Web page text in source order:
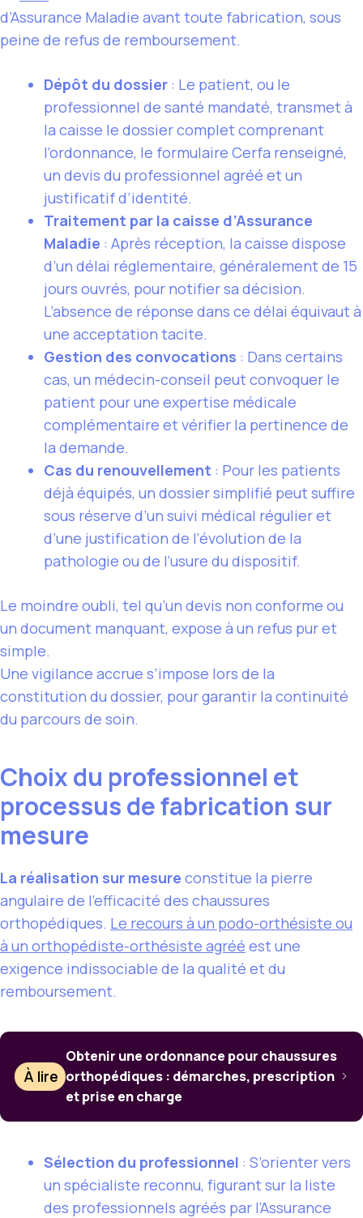
d’Assurance Maladie avant toute fabrication, sous
peine de refus de remboursement.
Dépôt du dossier : Le patient, ou le
professionnel de santé mandaté, transmet à
la caisse le dossier complet comprenant
l’ordonnance, le formulaire Cerfa renseigné,
un devis du professionnel agréé et un
justificatif d’identité.
Traitement par la caisse d’Assurance
Maladie : Après réception, la caisse dispose
d’un délai réglementaire, généralement de 15
jours ouvrés, pour notifier sa décision.
L’absence de réponse dans ce délai équivaut à
une acceptation tacite.
Gestion des convocations : Dans certains
cas, un médecin-conseil peut convoquer le
patient pour une expertise médicale
complémentaire et vérifier la pertinence de
la demande.
Cas du renouvellement : Pour les patients
déjà équipés, un dossier simplifié peut suffire
sous réserve d’un suivi médical régulier et
d’une justification de l’évolution de la
pathologie ou de l’usure du dispositif.
Le moindre oubli, tel qu’un devis non conforme ou
un document manquant, expose à un refus pur et
simple.
Une vigilance accrue s’impose lors de la
constitution du dossier, pour garantir la continuité
du parcours de soin.
Choix du professionnel et
processus de fabrication sur
mesure
La réalisation sur mesure constitue la pierre
angulaire de l’efficacité des chaussures
orthopédiques. Le recours à un podo-orthésiste ou
à un orthopédiste-orthésiste agréé est une
exigence indissociable de la qualité et du
remboursement.
À lire
Obtenir une ordonnance pour chaussures
orthopédiques : démarches, prescription
et prise en charge
Sélection du professionnel : S’orienter vers
un spécialiste reconnu, figurant sur la liste
des professionnels agréés par l’Assurance